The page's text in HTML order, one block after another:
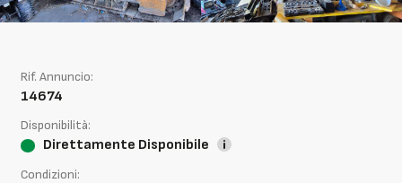
Rif. Annuncio:
14674
Disponibilità:
Direttamente Disponibile
Condizioni: